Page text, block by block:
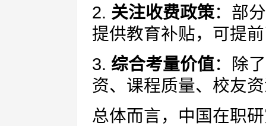
2. 关注收费政策：部
提供教育补贴，可提
3. 综合考量价值：除
资、课程质量、校友
总体而言，中国在职